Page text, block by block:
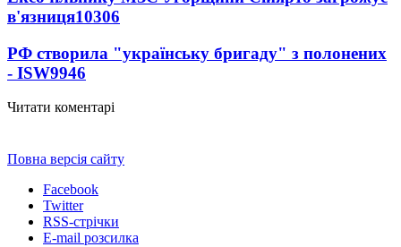
в'язниця10306
РФ створила "українську бригаду" з полонених
- ISW9946
Читати коментарі
Повна версія сайту
Facebook
Twitter
RSS-стрічки
E-mail розсилка